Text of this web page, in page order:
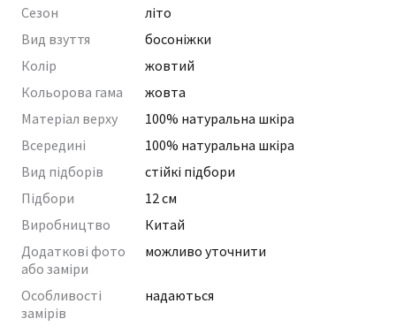
Сезон
літо
Вид взуття
босоніжки
Колір
жовтий
Кольорова гама
жовта
Матеріал верху
100% натуральна шкіра
Всередині
100% натуральна шкіра
Вид підборів
стійкі підбори
Підбори
12 см
Виробництво
Китай
Додаткові фото
або заміри
можливо уточнити
Особливості
замірів
надаються